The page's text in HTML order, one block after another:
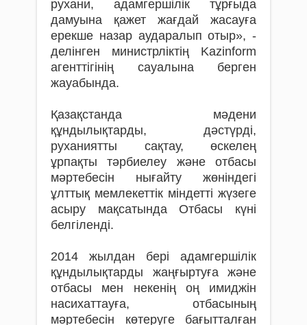
рухани, адамгершілік тұрғыда
дамуына қажет жағдай жасауға
ерекше назар аударалып отыр», -
делінген министрліктің Kazinform
агенттігінің сауалына берген
жауабында.
Қазақстанда мәдени
құндылықтарды, дәстүрді,
руханиятты сақтау, өскелең
ұрпақты тәрбиелеу және отбасы
мәртебесін нығайту жөніндегі
ұлттық мемлекеттік міндетті жүзеге
асыру мақсатында Отбасы күні
белгіленді.
2014 жылдан бері адамгершілік
құндылықтарды жаңғыртуға және
отбасы мен некенің оң имиджін
насихаттауға, отбасының
мәртебесін көтеруге бағытталған